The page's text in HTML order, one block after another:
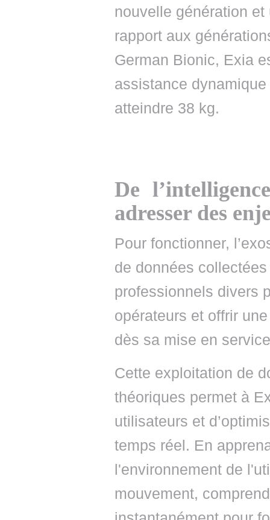
nouvelle génération
rapport aux
German Bionic, Exia
assistance
atteindre 38 kg.
De
adresser des
Pour fonctionner,
de données
professionnels divers
opérateurs et offrir
dès sa mise en
Cette exploitation de
théoriques permet à
utilisateurs et
temps réel. En
l'environnement de
mouvement,